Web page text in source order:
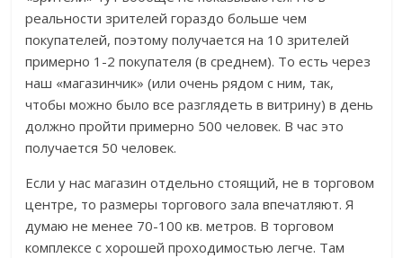
реальности зрителей гораздо больше чем
покупателей, поэтому получается на 10 зрителей
примерно 1-2 покупателя (в среднем). То есть через
наш «магазинчик» (или очень рядом с ним, так,
чтобы можно было все разглядеть в витрину) в день
должно пройти примерно 500 человек. В час это
получается 50 человек.
Если у нас магазин отдельно стоящий, не в торговом
центре, то размеры торгового зала впечатляют. Я
думаю не менее 70-100 кв. метров. В торговом
комплексе с хорошей проходимостью легче. Там